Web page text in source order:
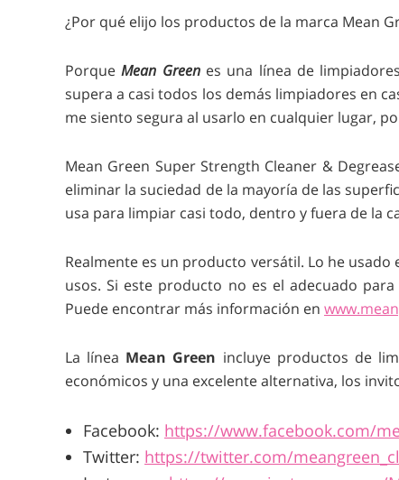
¿Por qué elijo los productos de la marca Mean
Porque Mean Greenes una línea de
supera a casi todos los demás limpiadores en
me siento segura al usarlo en cualquier lugar,
Mean Green Super Strength Cleaner &
eliminar la suciedad de la mayoría de las
usa para limpiar casi todo, dentro y fuera de la
Realmente es un producto versátil. Lo he
usos. Si este producto no es el adecuado
Puede encontrar más información en
La línea Mean Green incluye productos de
económicos y una excelente alternativa, los
Facebook: https://www.facebook.com/
Twitter: https://twitter.com/